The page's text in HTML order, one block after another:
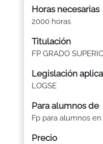
Horas necesarias
2000 horas
Titulación
FP GRADO
Legislación
LOGSE
Para alumnos de
Fp para alumnos
Precio